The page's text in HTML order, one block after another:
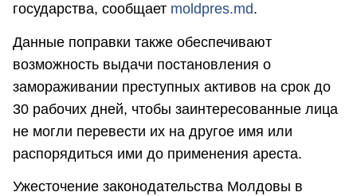
государства, сообщает moldpres.md.
Данные поправки также обеспечивают
возможность выдачи постановления о
замораживании преступных активов на срок до
30 рабочих дней, чтобы заинтересованные лица
не могли перевести их на другое имя или
распорядиться ими до применения ареста.
Ужесточение законодательства Молдовы в